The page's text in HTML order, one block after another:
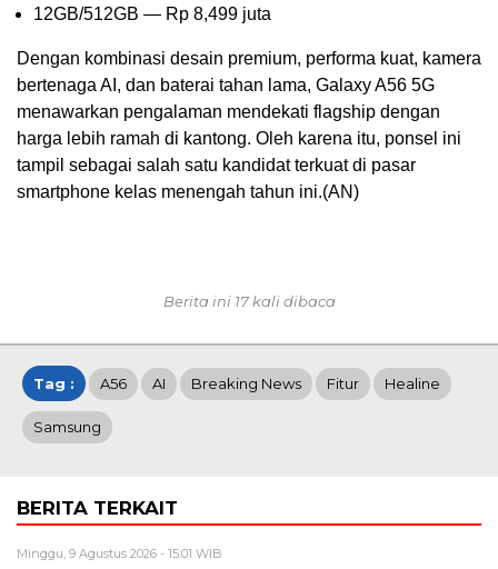
12GB/512GB — Rp 8,499 juta
Dengan kombinasi desain premium, performa kuat, kamera
bertenaga AI, dan baterai tahan lama, Galaxy A56 5G
menawarkan pengalaman mendekati flagship dengan
harga lebih ramah di kantong. Oleh karena itu, ponsel ini
tampil sebagai salah satu kandidat terkuat di pasar
smartphone kelas menengah tahun ini.(AN)
Berita ini 17 kali dibaca
Tag : A56 AI Breaking News Fitur Healine
Samsung
BERITA TERKAIT
Minggu, 9 Agustus 2026 - 15:01 WIB